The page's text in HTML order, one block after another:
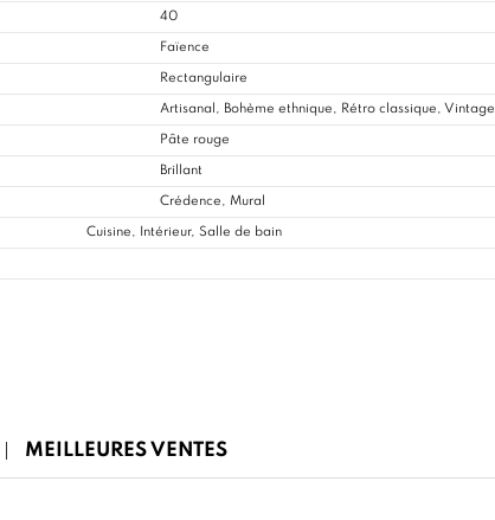
40
Faïence
Rectangulaire
Artisanal, Bohème ethnique, Rétro classique, Vintage
Pâte rouge
Brillant
Crédence, Mural
Cuisine, Intérieur, Salle de bain
MEILLEURES VENTES